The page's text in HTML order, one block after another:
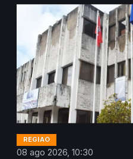
REGIÃO
08 ago 2026, 10:30